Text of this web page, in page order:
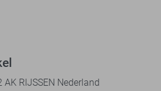
RIJSSEN Nederland